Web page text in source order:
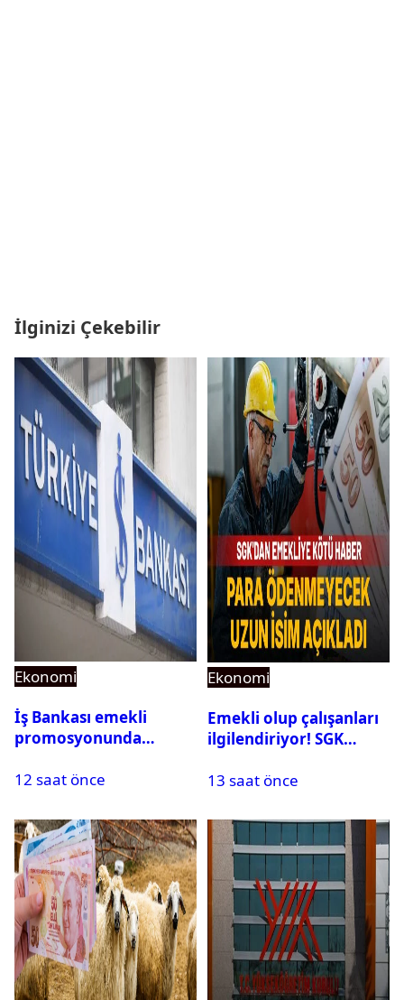
İlginizi Çekebilir
Ekonomi
İş Bankası emekli
promosyonunda
Toplam 25 Bin TL
12 saat önce
Ekonomi
Emekli olup çalışanları
ilgilendiriyor! SGK
13 saat önce